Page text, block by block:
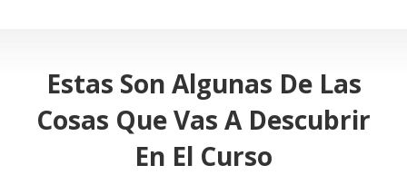
Estas Son Algunas De Las
Cosas Que Vas A Descubrir
En El Curso